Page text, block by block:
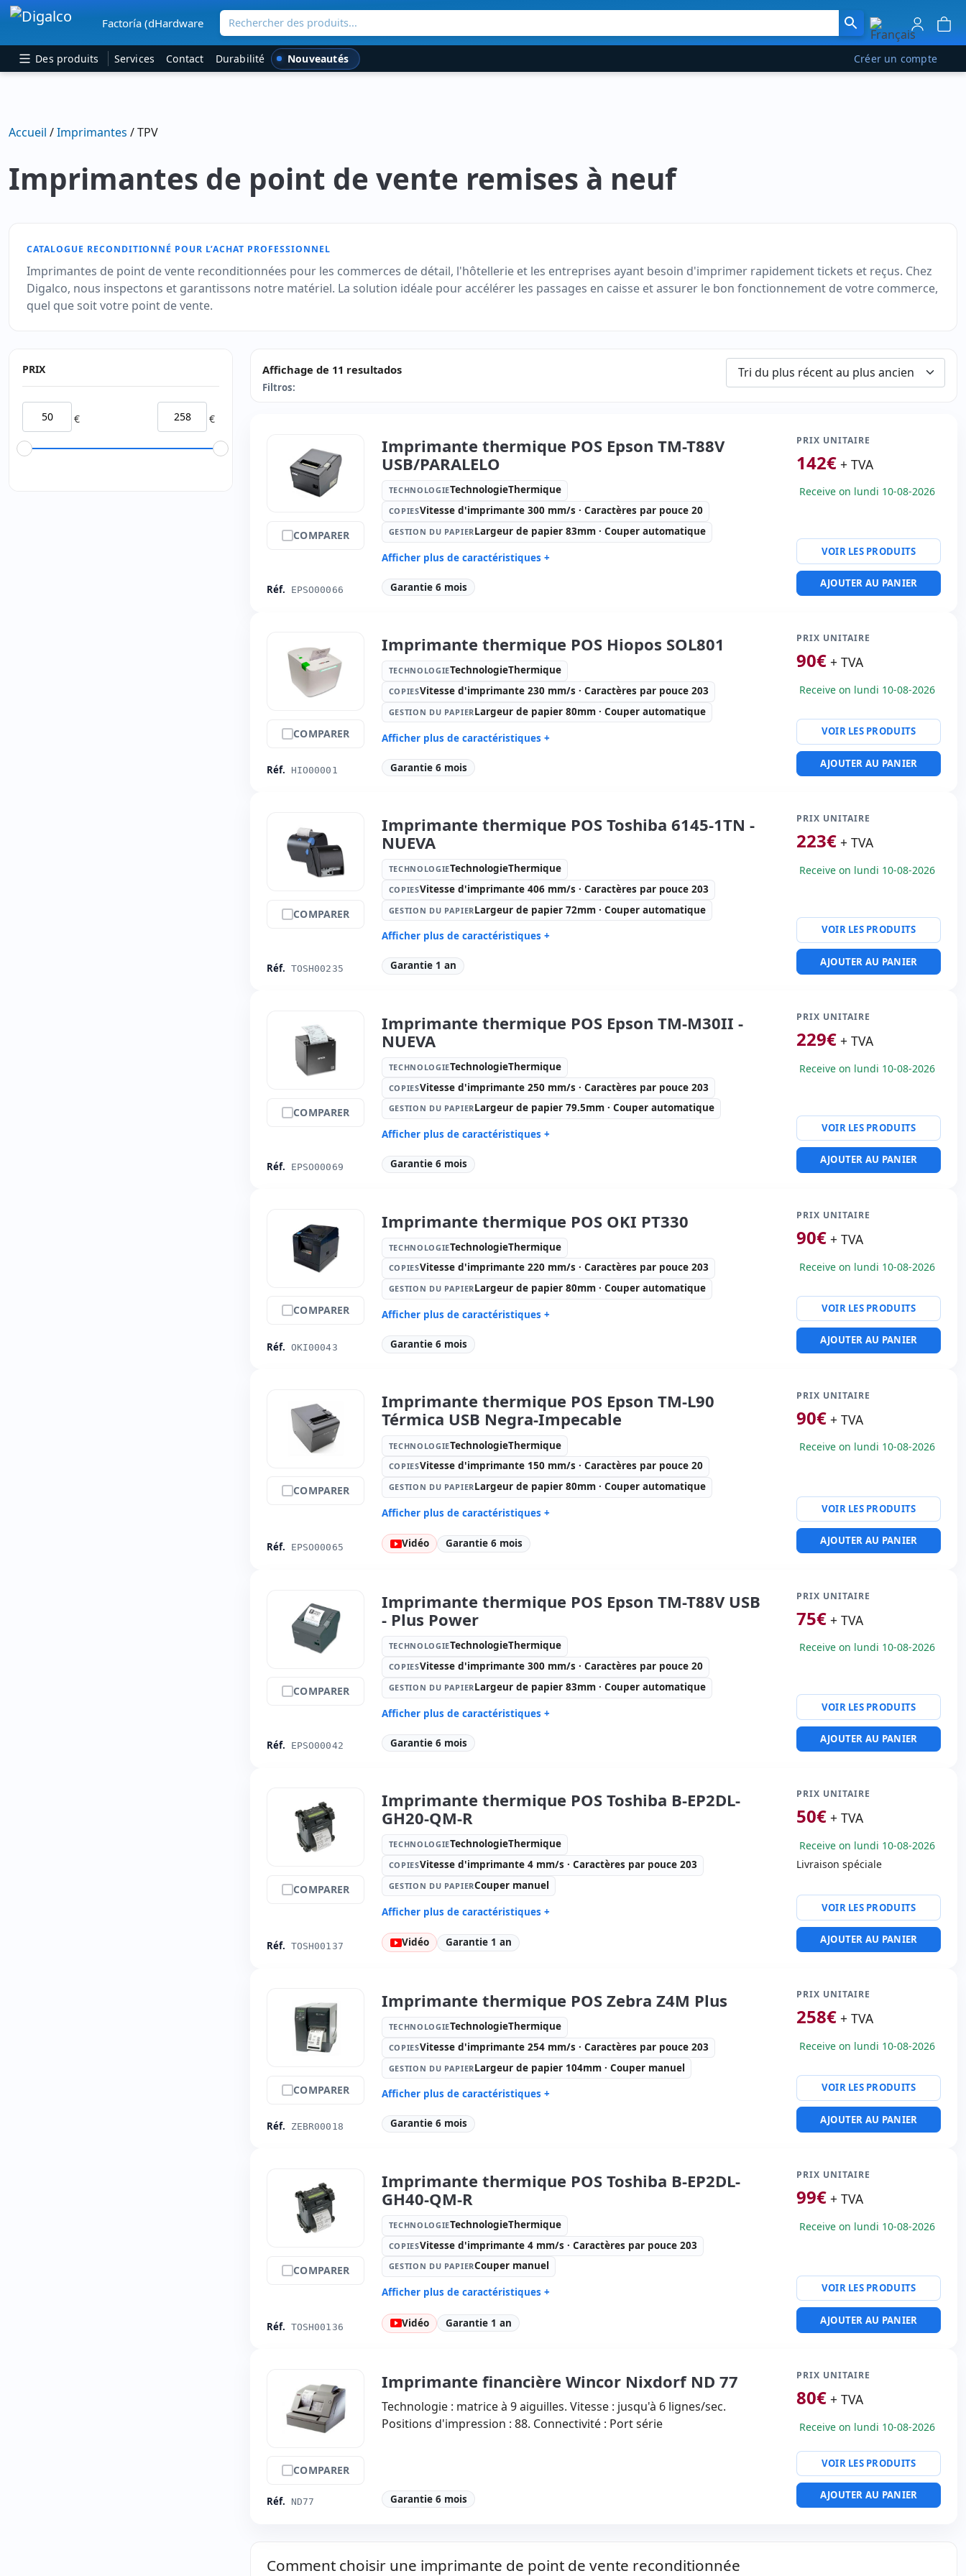
Navigation principale
Factoría (dHardware Rechercher des produits...
Des produits Services Contact Durabilité Nouveautés Créer un compte
Accueil /Imprimantes / TPV
Imprimantes de point de vente remises à neuf
CATALOGUE RECONDITIONNÉ POUR L’ACHAT PROFESSIONNEL
Imprimantes de point de vente reconditionnées pour les commerces de détail, l'hôtellerie et les entreprises ayant besoin d'imprimer rapidement tickets et reçus. Chez
Digalco, nous inspectons et garantissons notre matériel. La solution idéale pour accélérer les passages en caisse et assurer le bon fonctionnement de votre commerce,
quel que soit votre point de vente.
PRIX
€ €
Affichage de 11 resultados
Filtros:
COMPARER
Réf. EPSO00066
Imprimante thermique POS Epson TM-T88V
USB/PARALELO
TECHNOLOGIETechnologieThermique
COPIESVitesse d'imprimante 300 mm/s · Caractères par pouce 20
GESTION DU PAPIERLargeur de papier 83mm · Couper automatique
Afficher plus de caractéristiques +
Technologie:
TechnologieThermique
Dimensions: 19x14.5x15 cm. Poids: 1.50 Kg.
Garantie 6 mois
PRIX UNITAIRE
142€ + TVA
Receive on lundi 10-08-2026
VOIR LES PRODUITS
AJOUTER AU PANIER
COMPARER
Réf. HIO00001
Imprimante thermique POS Hiopos SOL801
TECHNOLOGIETechnologieThermique
COPIESVitesse d'imprimante 230 mm/s · Caractères par pouce 203
GESTION DU PAPIERLargeur de papier 80mm · Couper automatique
Afficher plus de caractéristiques +
Technologie:
TechnologieThermique
Dimensions: 16x22.5x22.5 cm. Poids: 2.20 Kg.
Garantie 6 mois
PRIX UNITAIRE
90€ + TVA
Receive on lundi 10-08-2026
VOIR LES PRODUITS
AJOUTER AU PANIER
COMPARER
Réf. TOSH00235
Imprimante thermique POS Toshiba 6145-1TN -
NUEVA
TECHNOLOGIETechnologieThermique
COPIESVitesse d'imprimante 406 mm/s · Caractères par pouce 203
GESTION DU PAPIERLargeur de papier 72mm · Couper automatique
Afficher plus de caractéristiques +
Technologie:
TechnologieThermique
Dimensions: 15.3x14.4x19.5 cm. Poids: 1.74 Kg.
Garantie 1 an
PRIX UNITAIRE
223€ + TVA
Receive on lundi 10-08-2026
VOIR LES PRODUITS
AJOUTER AU PANIER
COMPARER
Réf. EPSO00069
Imprimante thermique POS Epson TM-M30II -
NUEVA
TECHNOLOGIETechnologieThermique
COPIESVitesse d'imprimante 250 mm/s · Caractères par pouce 203
GESTION DU PAPIERLargeur de papier 79.5mm · Couper automatique
Afficher plus de caractéristiques +
Technologie:
TechnologieThermique
automatique
Dimensions: 12.7x12.7x13.5 cm.
Garantie 6 mois
PRIX UNITAIRE
229€ + TVA
Receive on lundi 10-08-2026
VOIR LES PRODUITS
AJOUTER AU PANIER
COMPARER
Réf. OKI00043
Imprimante thermique POS OKI PT330
TECHNOLOGIETechnologieThermique
COPIESVitesse d'imprimante 220 mm/s · Caractères par pouce 203
GESTION DU PAPIERLargeur de papier 80mm · Couper automatique
Afficher plus de caractéristiques +
Technologie:
TechnologieThermique
Dimensions: 12x14x18 cm. Poids: 1.50 Kg.
Garantie 6 mois
PRIX UNITAIRE
90€ + TVA
Receive on lundi 10-08-2026
VOIR LES PRODUITS
AJOUTER AU PANIER
COMPARER
Réf. EPSO00065
Imprimante thermique POS Epson TM-L90
Térmica USB Negra-Impecable
TECHNOLOGIETechnologieThermique
COPIESVitesse d'imprimante 150 mm/s · Caractères par pouce 20
GESTION DU PAPIERLargeur de papier 80mm · Couper automatique
Afficher plus de caractéristiques +
Technologie:
TechnologieThermique
Dimensions: 14x14.5x20 cm. Poids: 1.90 Kg.
Vidéo Garantie 6 mois
PRIX UNITAIRE
90€ + TVA
Receive on lundi 10-08-2026
VOIR LES PRODUITS
AJOUTER AU PANIER
COMPARER
Réf. EPSO00042
Imprimante thermique POS Epson TM-T88V USB
- Plus Power
TECHNOLOGIETechnologieThermique
COPIESVitesse d'imprimante 300 mm/s · Caractères par pouce 20
GESTION DU PAPIERLargeur de papier 83mm · Couper automatique
Afficher plus de caractéristiques +
Technologie:
TechnologieThermique
Autres: hR emballage Dimensions: 19.5x14.5x20 cm.
Poids: 1.50 Kg.
Garantie 6 mois
PRIX UNITAIRE
75€ + TVA
Receive on lundi 10-08-2026
VOIR LES PRODUITS
AJOUTER AU PANIER
COMPARER
Réf. TOSH00137
Imprimante thermique POS Toshiba B-EP2DL-
GH20-QM-R
TECHNOLOGIETechnologieThermique
COPIESVitesse d'imprimante 4 mm/s · Caractères par pouce 203
GESTION DU PAPIERCouper manuel
Afficher plus de caractéristiques +
Technologie:
TechnologieThermique
Dimensions: 11.9x8.8x6.5 cm. Poids: 1.00 Kg.
Vidéo Garantie 1 an
PRIX UNITAIRE
50€ + TVA
Receive on lundi 10-08-2026
Livraison spéciale
VOIR LES PRODUITS
AJOUTER AU PANIER
COMPARER
Réf. ZEBR00018
Imprimante thermique POS Zebra Z4M Plus
TECHNOLOGIETechnologieThermique
COPIESVitesse d'imprimante 254 mm/s · Caractères par pouce 203
GESTION DU PAPIERLargeur de papier 104mm · Couper manuel
Afficher plus de caractéristiques +
Technologie:
TechnologieThermique
Dimensions: 27.8x47.5x33.8 cm. Poids: 15.00 Kg.
Garantie 6 mois
PRIX UNITAIRE
258€ + TVA
Receive on lundi 10-08-2026
VOIR LES PRODUITS
AJOUTER AU PANIER
COMPARER
Réf. TOSH00136
Imprimante thermique POS Toshiba B-EP2DL-
GH40-QM-R
TECHNOLOGIETechnologieThermique
COPIESVitesse d'imprimante 4 mm/s · Caractères par pouce 203
GESTION DU PAPIERCouper manuel
Afficher plus de caractéristiques +
Technologie:
TechnologieThermique
Vidéo Garantie 1 an
PRIX UNITAIRE
99€ + TVA
Receive on lundi 10-08-2026
VOIR LES PRODUITS
AJOUTER AU PANIER
COMPARER
Réf. ND77
Imprimante financière Wincor Nixdorf ND 77
Technologie : matrice à 9 aiguilles. Vitesse : jusqu'à 6 lignes/sec.
Positions d'impression : 88. Connectivité : Port série
Garantie 6 mois
PRIX UNITAIRE
80€ + TVA
Receive on lundi 10-08-2026
VOIR LES PRODUITS
AJOUTER AU PANIER
Comment choisir une imprimante de point de vente reconditionnée